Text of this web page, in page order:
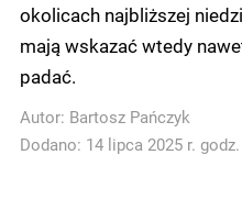
okolicach najbliższej
mają wskazać wtedy
padać.
Autor: Bartosz Pańczyk
Dodano: 14 lipca 2025 r.